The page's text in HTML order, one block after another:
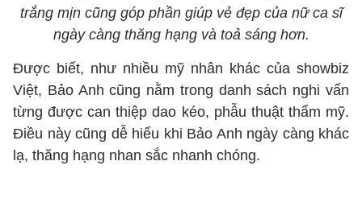
trắng mịn cũng góp phần giúp vẻ đẹp của nữ ca sĩ
ngày càng thăng hạng và toả sáng hơn.
Được biết, như nhiều mỹ nhân khác của showbiz
Việt, Bảo Anh cũng nằm trong danh sách nghi vấn
từng được can thiệp dao kéo, phẫu thuật thẩm mỹ.
Điều này cũng dễ hiểu khi Bảo Anh ngày càng khác
lạ, thăng hạng nhan sắc nhanh chóng.